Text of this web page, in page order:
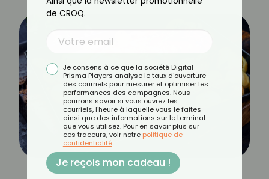
de CROQ.
Je consens à ce que la société Digital
Prisma Players analyse le taux d'ouverture
des courriels pour mesurer et optimiser les
performances des campagnes. Nous
pourrons savoir si vous ouvrez les
courriels, l'heure à laquelle vous le faites
ainsi que des informations sur le terminal
que vous utilisez. Pour en savoir plus sur
ces traceurs, voir notre politique de
confidentialité.
Je reçois mon cadeau !